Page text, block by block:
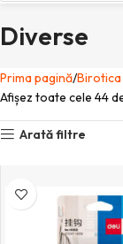
Diverse
Prima pagină
Afișez toate cele 44
Arată filtre